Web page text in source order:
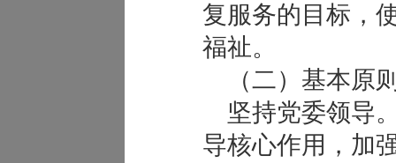
复服务的目标，
福祉。
（二）基本原
坚持党委领导
导核心作用，加